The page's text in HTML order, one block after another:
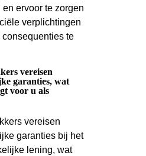
ervoor te zorgen
verplichtingen
te
vereisen
garanties, wat
voor u als
vereisen
garanties bij het
lening, wat